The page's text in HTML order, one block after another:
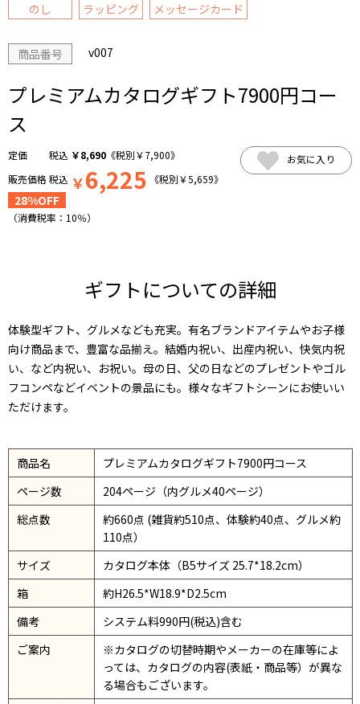
のし ラッピング メッセージカード
商品番号 v007
プレミアムカタログギフト7900円コー
ス
税込 ￥8,690 《税別￥7,900》
販売価格税込 ￥6,225 《税別￥5,659》
28%OFF
（消費税率： 10％）
お気に入り
ギフトについての詳細
体験型ギフト、グルメなども充実。有名ブランドアイテムやお子様
向け商品まで、豊富な品揃え。結婚内祝い、出産内祝い、快気内祝
い、など内祝い、お祝い。母の日、父の日などのプレゼントやゴル
フコンペなどイベントの景品にも。様々なギフトシーンにお使いい
ただけます。
商品名
プレミアムカタログギフト7900円コース
ページ数
204ページ（内グルメ40ページ）
総点数
約660点 (雑貨約510点、体験約40点、グルメ約
110点）
サイズ
カタログ本体（B5サイズ 25.7*18.2cm）
箱
約H26.5*W18.9*D2.5cm
備考
システム料990円(税込)含む
ご案内
※カタログの切替時期やメーカーの在庫等によ
っては、カタログの内容(表紙・商品等）が異な
る場合もございます。